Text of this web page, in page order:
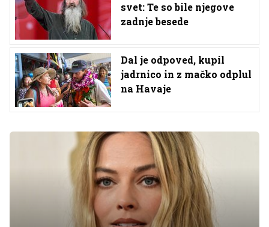
svet: Te so bile njegove
zadnje besede
Dal je odpoved, kupil
jadrnico in z mačko odplul
na Havaje